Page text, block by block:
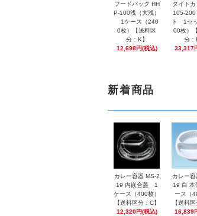
フードパック HH
P-100浅（大浅）
1ケース（240
0枚）【送料区
分：K】
12,698円(税込)
タイト
105-200
ト 1セ
00枚）
分：
33,317
新着商品
カレー容器 MS-2
19 内嵌合蓋 1
ケース（400枚）
【送料区分：C】
12,320円(税込)
カレー
19 白
ース（
【送料区
16,839